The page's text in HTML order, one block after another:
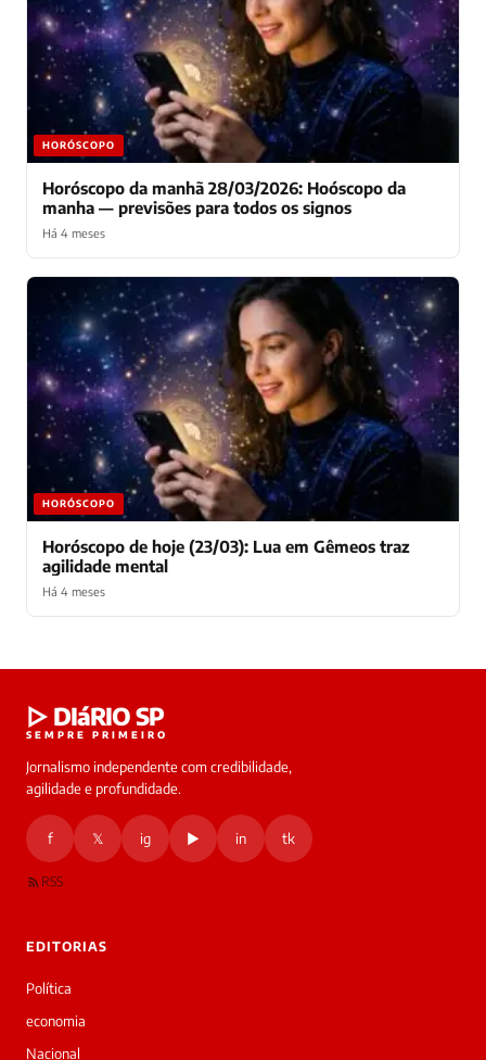
HORÓSCOPO
Horóscopo da manhã 28/03/2026: Hoóscopo da
manha — previsões para todos os signos
Há 4 meses
HORÓSCOPO
Horóscopo de hoje (23/03): Lua em Gêmeos traz
agilidade mental
Há 4 meses
online
Oi!
Bom
dia!
▷ DIáRIO SP
SEMPRE PRIMEIRO
Jornalismo independente com credibilidade,
agilidade e profundidade.
f 𝕏 ig ▶ in tk
RSS
EDITORIAS
Política
economia
Nacional